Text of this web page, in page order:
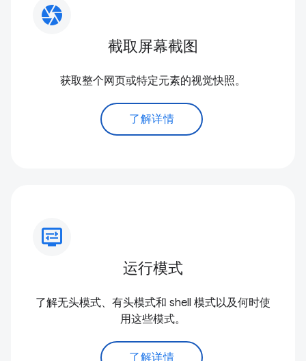
camera
截取屏幕截图
获取整个网页或特定元素的视觉快照。
了解详情
display_settings
运行模式
了解无头模式、有头模式和 shell 模式以及何时使
用这些模式。
了解详情